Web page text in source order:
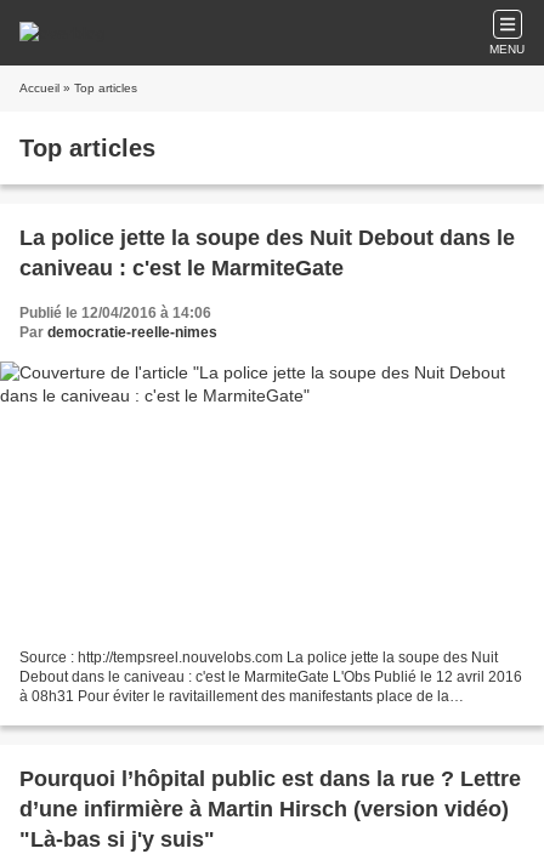
MENU
Accueil » Top articles
Top articles
La police jette la soupe des Nuit Debout dans le
caniveau : c'est le MarmiteGate
Publié le 12/04/2016 à 14:06
Par democratie-reelle-nimes
Source : http://tempsreel.nouvelobs.com La police jette la soupe des Nuit
Debout dans le caniveau : c'est le MarmiteGate L'Obs Publié le 12 avril 2016
à 08h31 Pour éviter le ravitaillement des manifestants place de la
Pourquoi l’hôpital public est dans la rue ? Lettre
d’une infirmière à Martin Hirsch (version vidéo)
"Là-bas si j'y suis"